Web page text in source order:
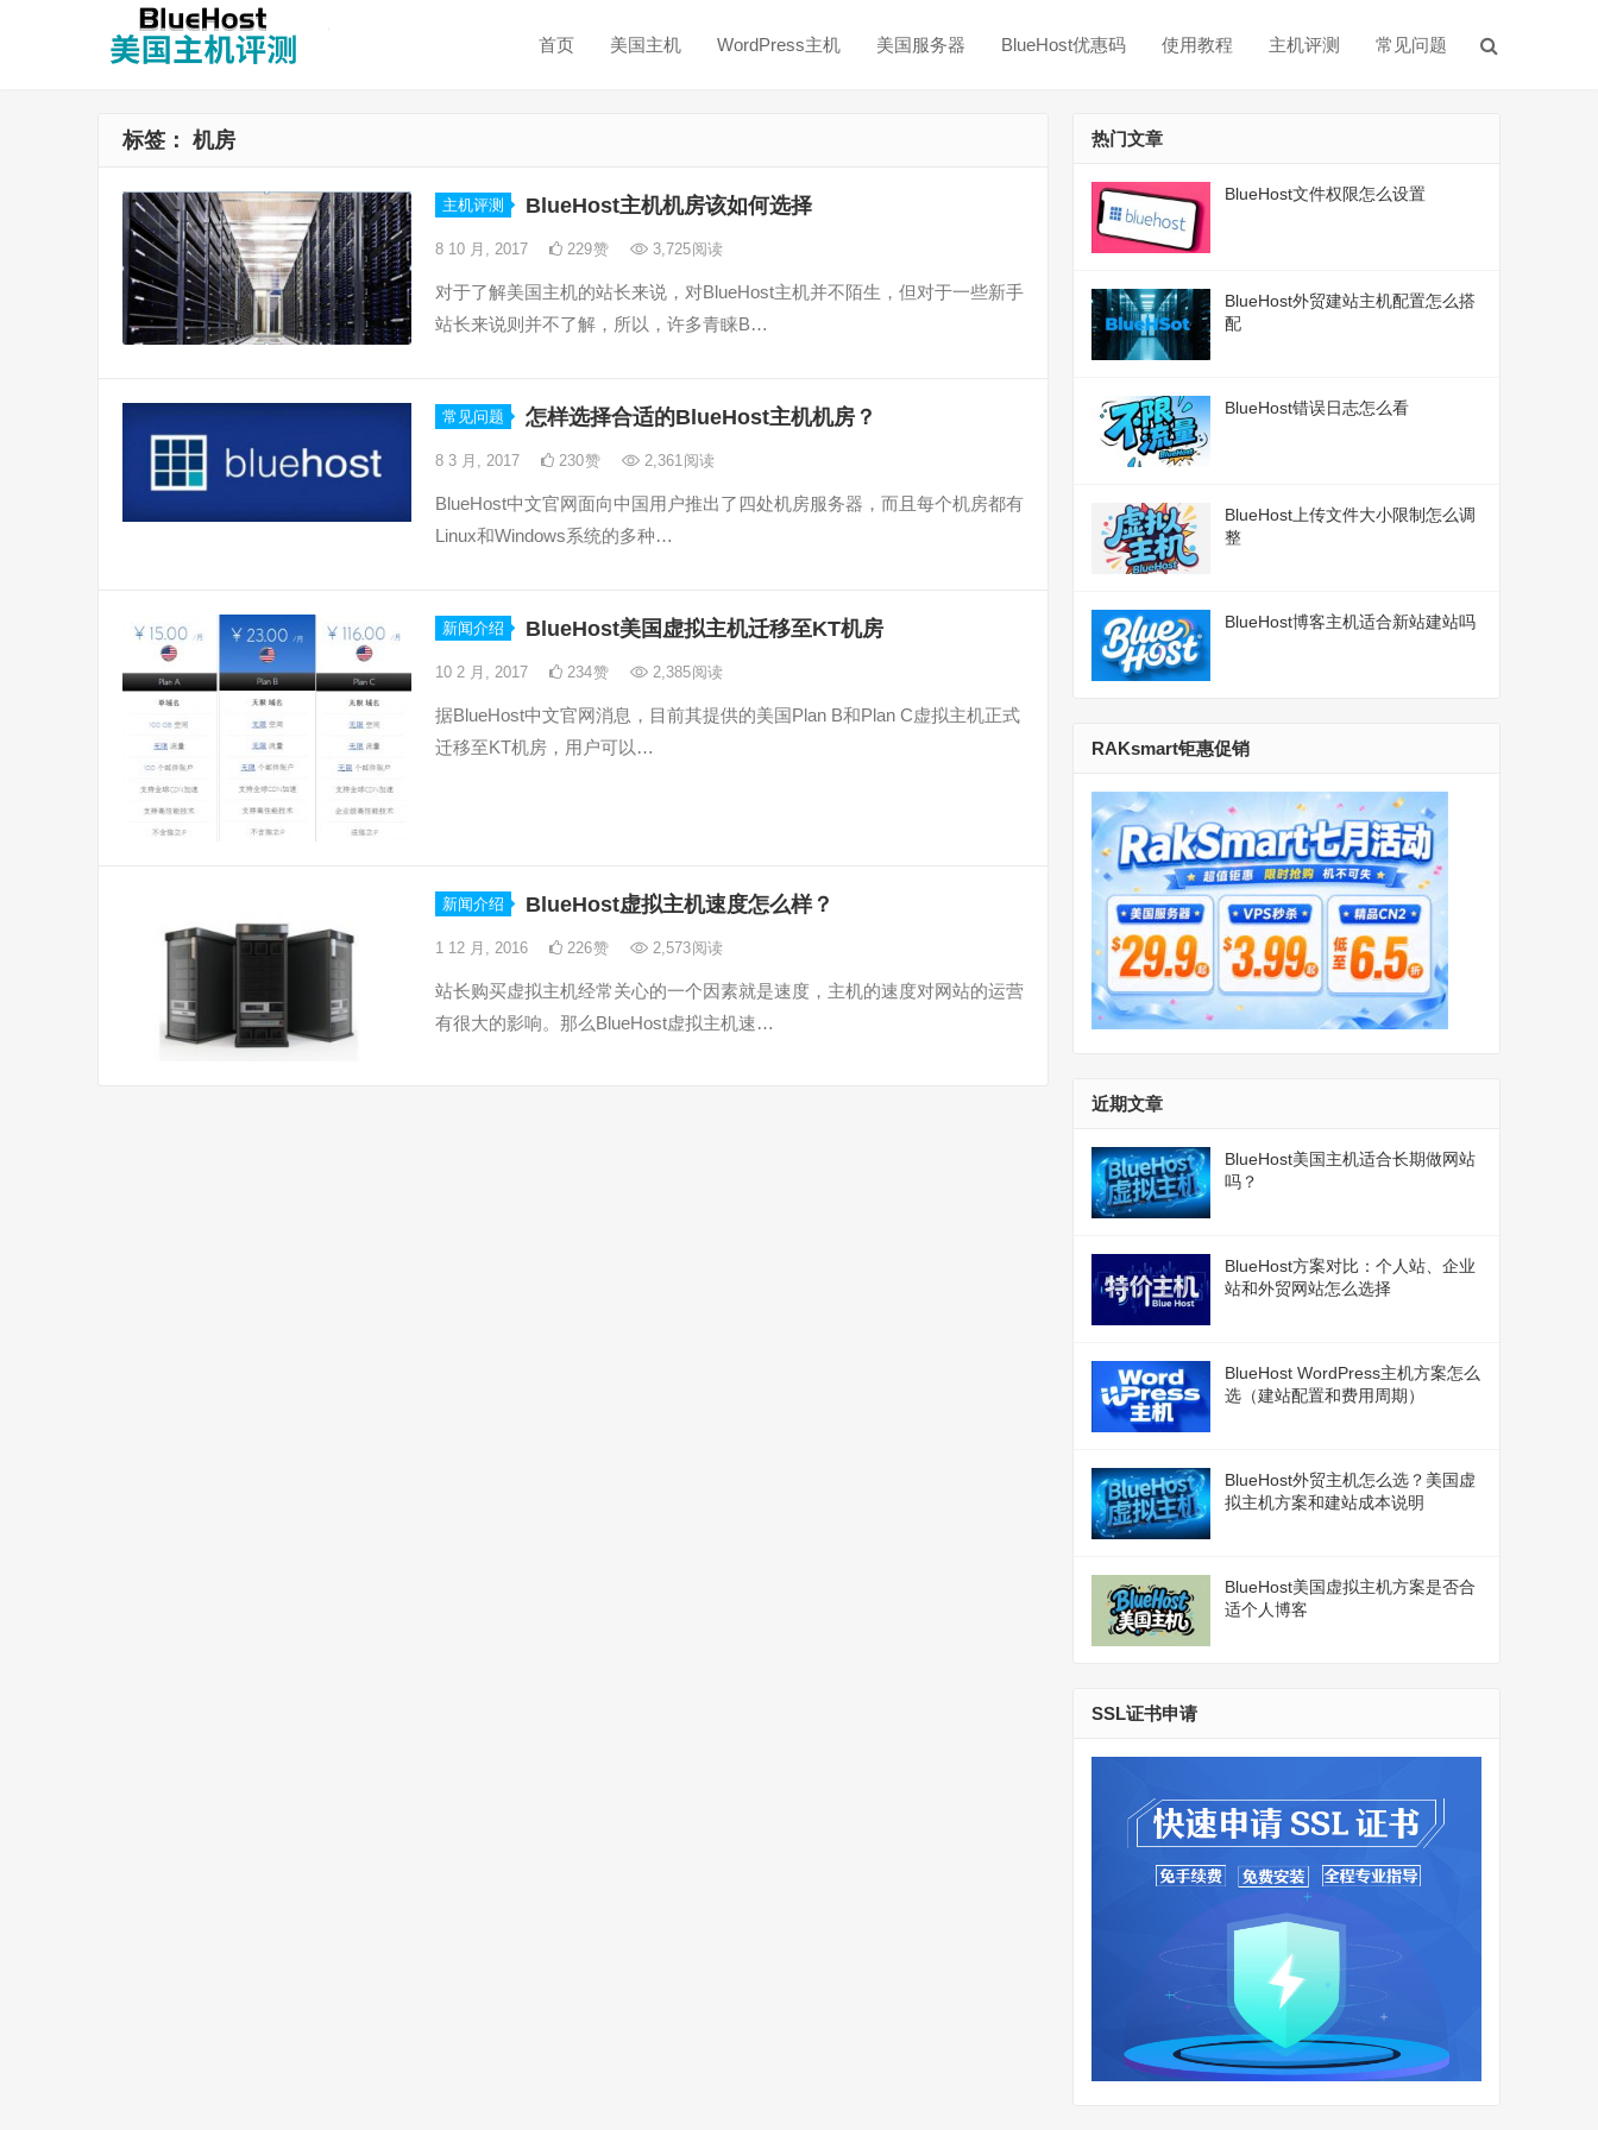
首页 美国主机 WordPress主机 美国服务器 BlueHost优惠码 使用教程 主机评测 常见问题
标签： 机房
主机评测 BlueHost主机机房该如何选择
8 10 月, 2017 229赞 3,725阅读
对于了解美国主机的站长来说，对BlueHost主机并不陌生，但对于一些新手
站长来说则并不了解，所以，许多青睐B…
常见问题 怎样选择合适的BlueHost主机机房？
8 3 月, 2017 230赞 2,361阅读
BlueHost中文官网面向中国用户推出了四处机房服务器，而且每个机房都有
Linux和Windows系统的多种…
新闻介绍 BlueHost美国虚拟主机迁移至KT机房
10 2 月, 2017 234赞 2,385阅读
据BlueHost中文官网消息，目前其提供的美国Plan B和Plan C虚拟主机正式
迁移至KT机房，用户可以…
新闻介绍 BlueHost虚拟主机速度怎么样？
1 12 月, 2016 226赞 2,573阅读
站长购买虚拟主机经常关心的一个因素就是速度，主机的速度对网站的运营
有很大的影响。那么BlueHost虚拟主机速…
热门文章
BlueHost文件权限怎么设置
BlueHost外贸建站主机配置怎么搭
配
BlueHost错误日志怎么看
BlueHost上传文件大小限制怎么调
整
BlueHost博客主机适合新站建站吗
RAKsmart钜惠促销
近期文章
BlueHost美国主机适合长期做网站
吗？
BlueHost方案对比：个人站、企业
站和外贸网站怎么选择
BlueHost WordPress主机方案怎么
选（建站配置和费用周期）
BlueHost外贸主机怎么选？美国虚
拟主机方案和建站成本说明
BlueHost美国虚拟主机方案是否合
适个人博客
SSL证书申请